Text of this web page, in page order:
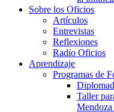
Sobre los Oficios
Artículos
Entrevistas
Reflexiones
Radio Oficios
Aprendizaje
Programas de
Taller
Mendoza